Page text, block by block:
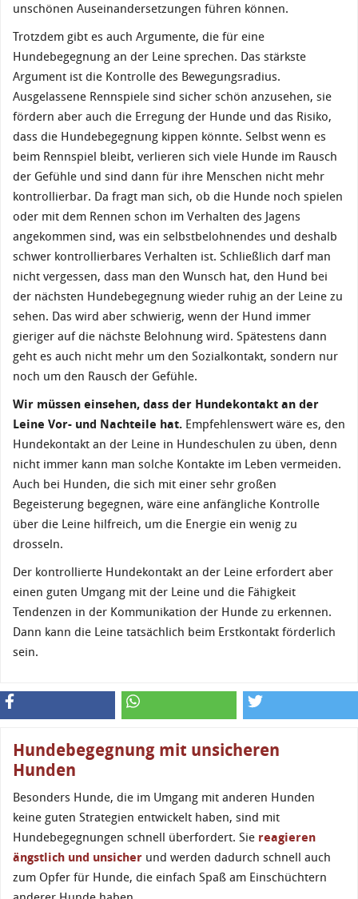
unschönen Auseinandersetzungen führen können.
Trotzdem gibt es auch Argumente, die für eine
Hundebegegnung an der Leine sprechen. Das stärkste
Argument ist die Kontrolle des Bewegungsradius.
Ausgelassene Rennspiele sind sicher schön anzusehen, sie
fördern aber auch die Erregung der Hunde und das Risiko,
dass die Hundebegegnung kippen könnte. Selbst wenn es
beim Rennspiel bleibt, verlieren sich viele Hunde im Rausch
der Gefühle und sind dann für ihre Menschen nicht mehr
kontrollierbar. Da fragt man sich, ob die Hunde noch spielen
oder mit dem Rennen schon im Verhalten des Jagens
angekommen sind, was ein selbstbelohnendes und deshalb
schwer kontrollierbares Verhalten ist. Schließlich darf man
nicht vergessen, dass man den Wunsch hat, den Hund bei
der nächsten Hundebegegnung wieder ruhig an der Leine zu
sehen. Das wird aber schwierig, wenn der Hund immer
gieriger auf die nächste Belohnung wird. Spätestens dann
geht es auch nicht mehr um den Sozialkontakt, sondern nur
noch um den Rausch der Gefühle.
Wir müssen einsehen, dass der Hundekontakt an der
Leine Vor- und Nachteile hat. Empfehlenswert wäre es, den
Hundekontakt an der Leine in Hundeschulen zu üben, denn
nicht immer kann man solche Kontakte im Leben vermeiden.
Auch bei Hunden, die sich mit einer sehr großen
Begeisterung begegnen, wäre eine anfängliche Kontrolle
über die Leine hilfreich, um die Energie ein wenig zu
drosseln.
Der kontrollierte Hundekontakt an der Leine erfordert aber
einen guten Umgang mit der Leine und die Fähigkeit
Tendenzen in der Kommunikation der Hunde zu erkennen.
Dann kann die Leine tatsächlich beim Erstkontakt förderlich
sein.
Hundebegegnung mit unsicheren
Hunden
Besonders Hunde, die im Umgang mit anderen Hunden
keine guten Strategien entwickelt haben, sind mit
Hundebegegnungen schnell überfordert. Sie reagieren
ängstlich und unsicher und werden dadurch schnell auch
zum Opfer für Hunde, die einfach Spaß am Einschüchtern